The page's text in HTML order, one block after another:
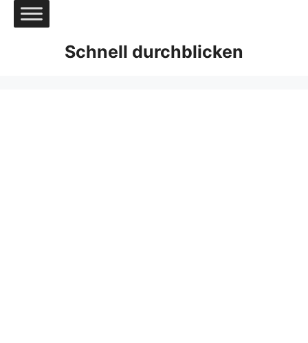
Zum
Inhalt
Schnell durchblicken